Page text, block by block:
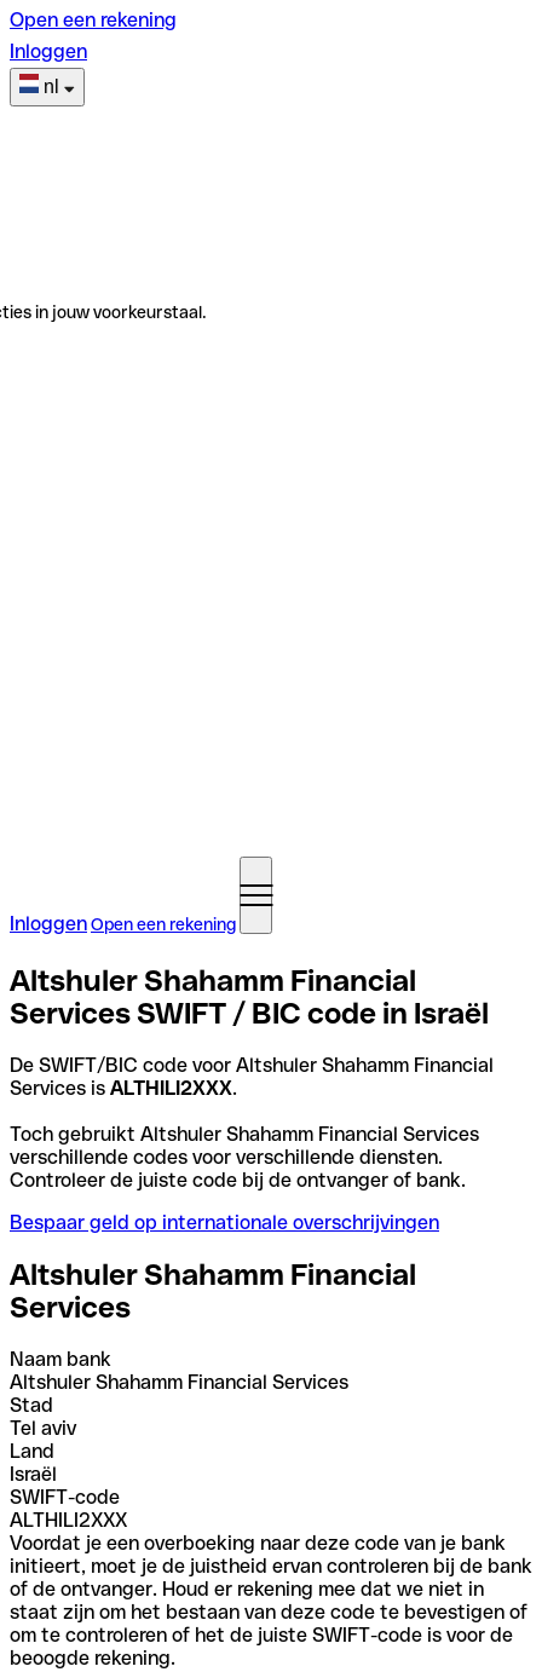
Open een rekening
Inloggen
nl
in jouw voorkeurstaal.
InloggenOpen een rekening
Altshuler Shahamm Financial
Services SWIFT / BIC code in Israël
De SWIFT/BIC code voor Altshuler Shahamm Financial
Services is ALTHILI2XXX.
Toch gebruikt Altshuler Shahamm Financial Services
verschillende codes voor verschillende diensten.
Controleer de juiste code bij de ontvanger of bank.
Bespaar geld op internationale overschrijvingen
Altshuler Shahamm Financial
Services
Naam bank
Altshuler Shahamm Financial Services
Stad
Tel aviv
Land
Israël
SWIFT-code
ALTHILI2XXX
Voordat je een overboeking naar deze code van je bank
initieert, moet je de juistheid ervan controleren bij de bank
of de ontvanger. Houd er rekening mee dat we niet in
staat zijn om het bestaan van deze code te bevestigen of
om te controleren of het de juiste SWIFT-code is voor de
beoogde rekening.